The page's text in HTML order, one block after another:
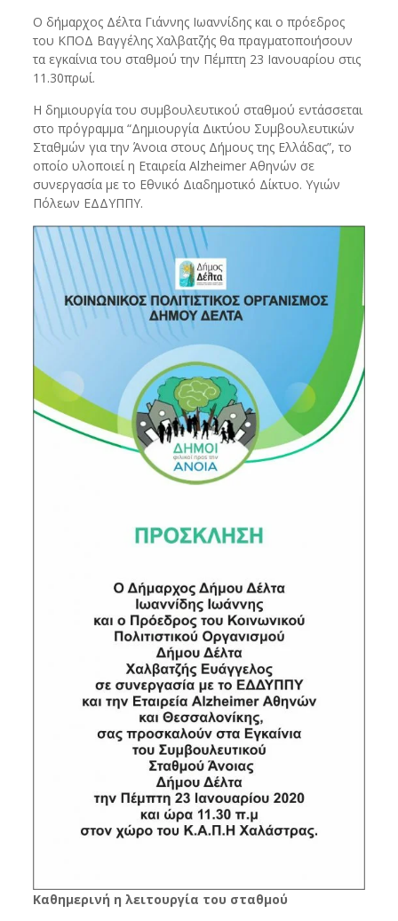
Ο δήμαρχος Δέλτα Γιάννης Ιωαννίδης και ο πρόεδρος
του ΚΠΟΔ Βαγγέλης Χαλβατζής θα πραγματοποιήσουν
τα εγκαίνια του σταθμού την Πέμπτη 23 Ιανουαρίου στις
11.30πρωί.
Η δημιουργία του συμβουλευτικού σταθμού εντάσσεται
στο πρόγραμμα “Δημιουργία Δικτύου Συμβουλευτικών
Σταθμών για την Άνοια στους Δήμους της Ελλάδας”, το
οποίο υλοποιεί η Εταιρεία Alzheimer Αθηνών σε
συνεργασία με το Εθνικό Διαδημοτικό Δίκτυο. Υγιών
Πόλεων ΕΔΔΥΠΠΥ.
Καθημερινή η λειτουργία του σταθμού